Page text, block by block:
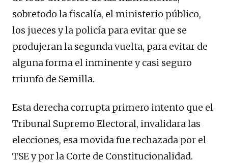
sobretodo la fiscalía, el ministerio público,
los jueces y la policía para evitar que se
produjeran la segunda vuelta, para evitar de
alguna forma el inminente y casi seguro
triunfo de Semilla.
Esta derecha corrupta primero intento que el
Tribunal Supremo Electoral, invalidara las
elecciones, esa movida fue rechazada por el
TSE y por la Corte de Constitucionalidad.